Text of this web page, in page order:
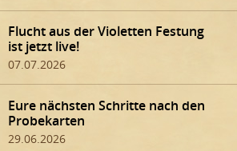
Flucht aus der Violetten Festung
ist jetzt live!
07.07.2026
Eure nächsten Schritte nach den
Probekarten
29.06.2026